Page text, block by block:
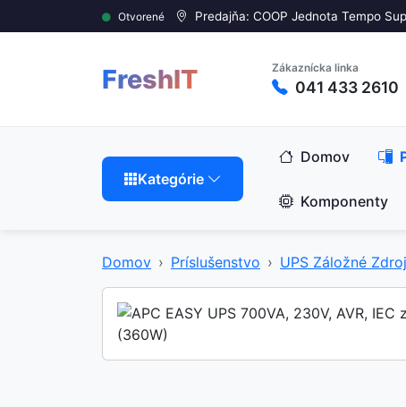
Otvorené Predajňa: COOP Jednota Tempo
FreshIT Zákaznícka linka
041 433 2610
Kategórie
Domov
Komponenty
Domov Príslušenstvo UPS Záložné